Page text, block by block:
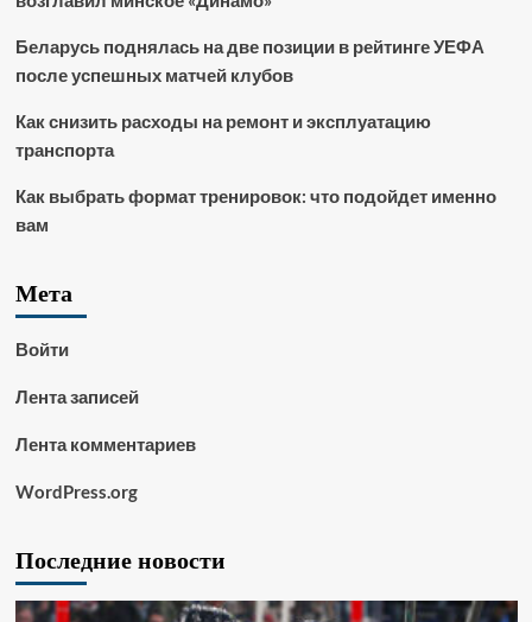
Беларусь поднялась на две позиции в рейтинге УЕФА
после успешных матчей клубов
Как снизить расходы на ремонт и эксплуатацию
транспорта
Как выбрать формат тренировок: что подойдет именно
вам
Мета
Войти
Лента записей
Лента комментариев
WordPress.org
Последние новости